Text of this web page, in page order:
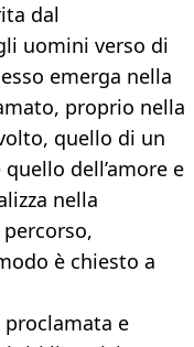
dal
uomini verso di
emerga nella
proprio nella
quello di un
dell’amore e
nella
è chiesto a
proclamata e